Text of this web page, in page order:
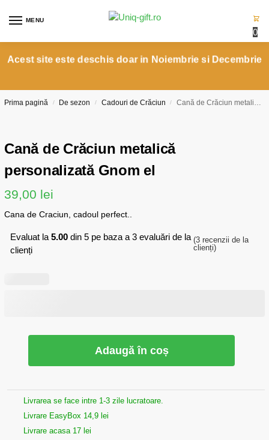
MENU
0
Acest site este deschis doar in Noiembrie si Decembrie
Prima pagină / De sezon / Cadouri de Crăciun / Cană de Crăciun metalică personalizată Gnom el
Cană de Crăciun metalică
personalizată Gnom el
39,00 lei
Cana de Craciun, cadoul perfect..
Evaluat la 5.00 din 5 pe baza a 3 evaluări de la
clienți
(3recenzii de la
clienți)
Adaugă în coș
Livrarea se face intre 1-3 zile lucratoare.
Livrare EasyBox 14,9 lei
Livrare acasa 17 lei